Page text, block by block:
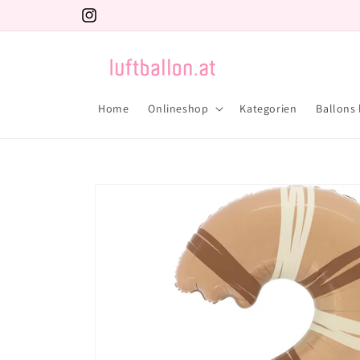
Inhalt
Instagram
Home Onlineshop Kategorien Ballons